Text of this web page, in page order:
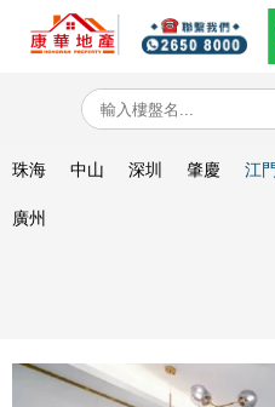
珠海 中山 深圳 肇慶 江門
廣州